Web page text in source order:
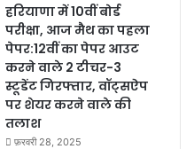
हरियाणा में 10वीं बोर्ड
परीक्षा, आज मैथ का पहला
पेपर:12वीं का पेपर आउट
करने वाले 2 टीचर-3
स्टूडेंट गिरफ्तार, वॉट्सऐप
पर शेयर करने वाले की
तलाश
फ़रवरी 28, 2025